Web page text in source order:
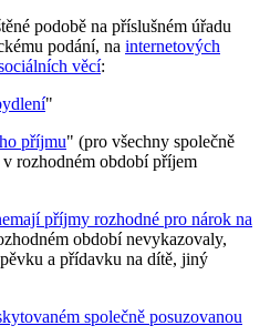
podobě na příslušném úřadu
podání, na internetových
věcí:
"
příjmu" (pro všechny společně
rozhodném období příjem
příjmy rozhodné pro nárok na
období nevykazovaly,
a přídavku na dítě, jiný
společně posuzovanou